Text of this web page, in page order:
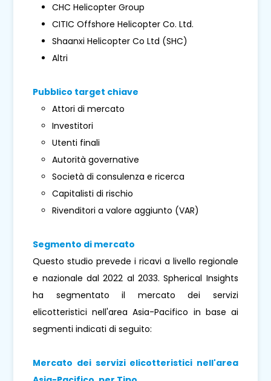
CHC Helicopter Group
CITIC Offshore Helicopter Co. Ltd.
Shaanxi Helicopter Co Ltd (SHC)
Altri
Pubblico target chiave
Attori di mercato
Investitori
Utenti finali
Autorità governative
Società di consulenza e ricerca
Capitalisti di rischio
Rivenditori a valore aggiunto (VAR)
Segmento di mercato
Questo studio prevede i ricavi a livello regionale
e nazionale dal 2022 al 2033. Spherical Insights
ha segmentato il mercato dei servizi
elicotteristici nell'area Asia-Pacifico in base ai
segmenti indicati di seguito:
Mercato dei servizi elicotteristici nell'area